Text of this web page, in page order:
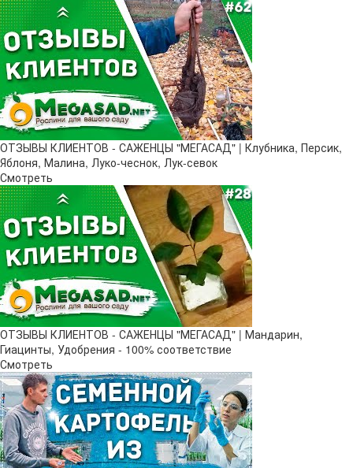
ОТЗЫВЫ КЛИЕНТОВ - САЖЕНЦЫ "МЕГАСАД" | Клубника, Персик,
Яблоня, Малина, Луко-чеснок, Лук-севок
Смотреть
ОТЗЫВЫ КЛИЕНТОВ - САЖЕНЦЫ "МЕГАСАД" | Мандарин,
Гиацинты, Удобрения - 100% соответствие
Смотреть